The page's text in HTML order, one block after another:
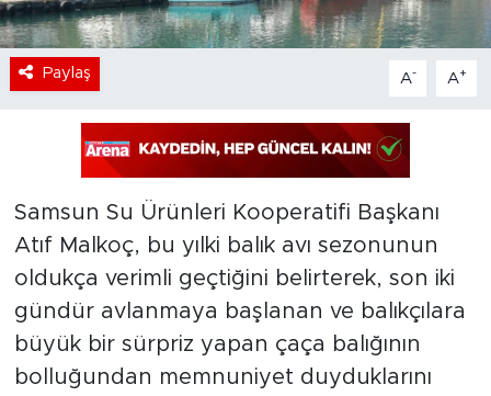
Paylaş A- A+
Samsun Su Ürünleri Kooperatifi Başkanı
Atıf Malkoç, bu yılki balık avı sezonunun
oldukça verimli geçtiğini belirterek, son iki
gündür avlanmaya başlanan ve balıkçılara
büyük bir sürpriz yapan çaça balığının
bolluğundan memnuniyet duyduklarını